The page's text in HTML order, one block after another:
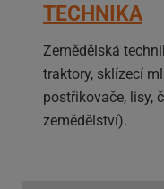
TECHNIKA
Zemědělská
traktory, sklízecí
postřikovače, lisy,
zemědělství).